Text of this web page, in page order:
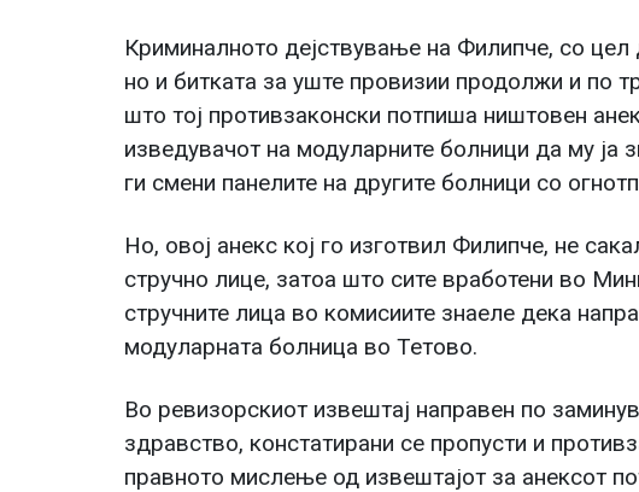
Криминалното дејствување на Филипче, со цел
но и битката за уште провизии продолжи и по
што тој противзаконски потпиша ништовен
изведувачот на модуларните болници да му ја
ги смени панелите на другите болници со
Но, овој анекс кој го изготвил Филипче, не
стручно лице, затоа што сите вработени во
стручните лица во комисиите знаеле дека
модуларната болница во Тетово.
Во ревизорскиот извештај направен по
здравство, констатирани се пропусти и
правното мислење од извештајот за анексот